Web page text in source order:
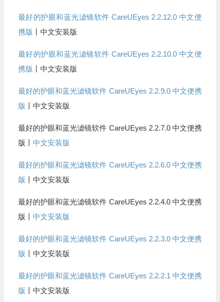
最好的护眼和蓝光滤镜软件 CareUEyes 2.2.12.0 中文便
携版 丨中文安装版
最好的护眼和蓝光滤镜软件 CareUEyes 2.2.10.0 中文便
携版 丨中文安装版
最好的护眼和蓝光滤镜软件 CareUEyes 2.2.9.0 中文便携
版 丨中文安装版
最好的护眼和蓝光滤镜软件 CareUEyes 2.2.7.0 中文便携
版丨 中文安装版
最好的护眼和蓝光滤镜软件 CareUEyes 2.2.6.0 中文便携
版 丨中文安装版
最好的护眼和蓝光滤镜软件 CareUEyes 2.2.4.0 中文便携
版丨 中文安装版
最好的护眼和蓝光滤镜软件 CareUEyes 2.2.3.0 中文便携
版 丨中文安装版
最好的护眼和蓝光滤镜软件 CareUEyes 2.2.2.1 中文便携
版 丨中文安装版